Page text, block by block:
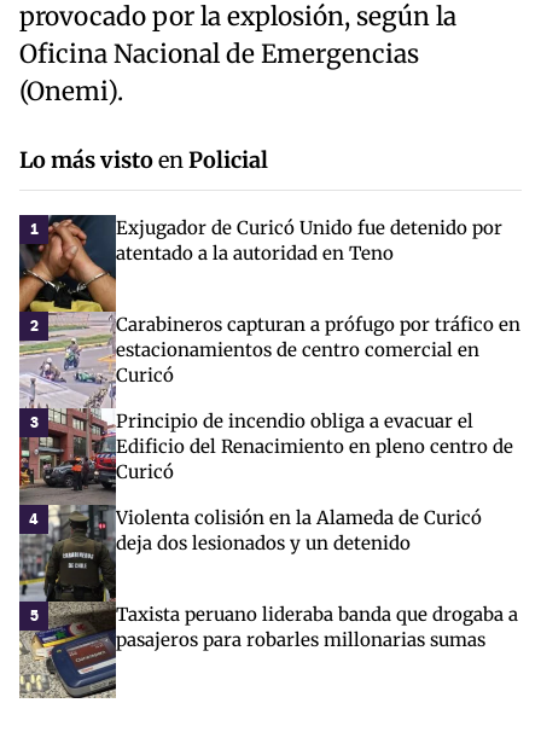
provocado por la explosión, según la
Oficina Nacional de Emergencias
(Onemi).
Lo más vistoenPolicial
1
Exjugador de Curicó Unido fue detenido por
atentado a la autoridad en Teno
2
Carabineros capturan a prófugo por tráfico en
estacionamientos de centro comercial en
Curicó
3
Principio de incendio obliga a evacuar el
Edificio del Renacimiento en pleno centro de
Curicó
4
Violenta colisión en la Alameda de Curicó
deja dos lesionados y un detenido
5
Taxista peruano lideraba banda que drogaba a
pasajeros para robarles millonarias sumas